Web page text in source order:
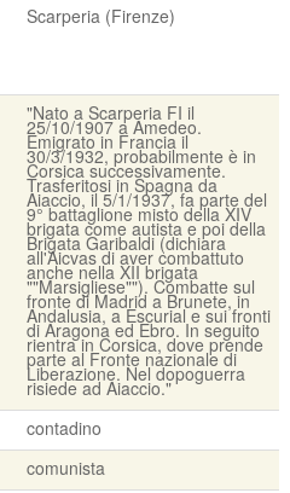
Scarperia (Firenze)
"Nato a Scarperia FI il
25/10/1907 a Amedeo.
Emigrato in Francia il
30/3/1932, probabilmente è in
Corsica successivamente.
Trasferitosi in Spagna da
Aiaccio, il 5/1/1937, fa parte del
9° battaglione misto della XIV
brigata come autista e poi della
Brigata Garibaldi (dichiara
all'Aicvas di aver combattuto
anche nella XII brigata
""Marsigliese""). Combatte sul
fronte di Madrid a Brunete, in
Andalusia, a Escurial e sui fronti
di Aragona ed Ebro. In seguito
rientra in Corsica, dove prende
parte al Fronte nazionale di
Liberazione. Nel dopoguerra
risiede ad Aiaccio."
contadino
comunista